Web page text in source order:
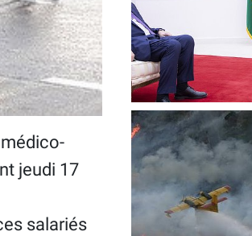
jeudi 17
salariés